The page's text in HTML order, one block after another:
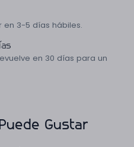
en 3-5 días hábiles.
en 30 días para un
Gustar